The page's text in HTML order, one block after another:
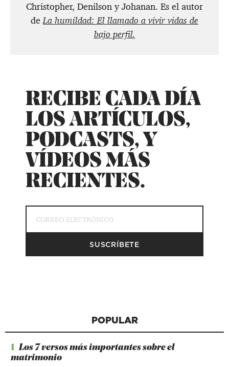
Christopher, Denilson y Johanan. Es el autor
deLa humildad: El llamado a vivir vidas de
bajo perfil.
RECIBE CADA DÍA
LOS ARTÍCULOS,
PODCASTS, Y
VÍDEOS MÁS
RECIENTES.
POPULAR
1 Los 7 versos más importantes sobre el
matrimonio